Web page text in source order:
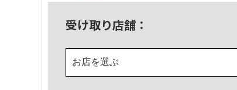
受け取り店舗：
お店を選ぶ